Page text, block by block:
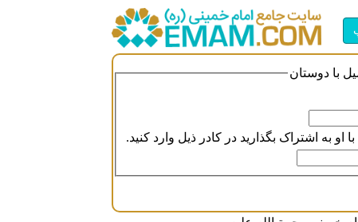
با دوستان
به اشتراک بگذارید در کادر ذیل وارد کنید.